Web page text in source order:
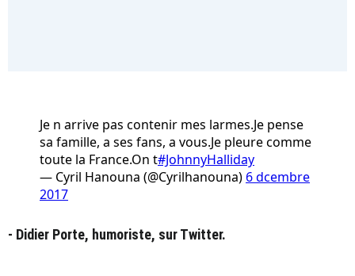
Je n arrive pas contenir mes larmes.Je pense
sa famille, a ses fans, a vous.Je pleure comme
toute la France.On t#JohnnyHalliday
— Cyril Hanouna (@Cyrilhanouna) 6 dcembre
2017
- Didier Porte, humoriste, sur Twitter.